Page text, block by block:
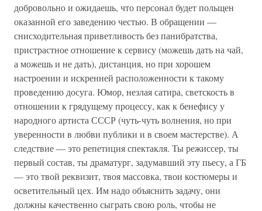
добровольно и ожидаешь, что персонал будет польщен
оказанной его заведению честью. В обращении —
снисходительная приветливость без панибратства,
пристрастное отношение к сервису (можешь дать на чай,
а можешь и не дать), дистанция, но при хорошем
настроении и искренней расположенности к такому
проведению досуга. Юмор, незлая сатира, светскость в
отношении к грядущему процессу, как к бенефису у
народного артиста СССР (чуть-чуть волнения, но при
уверенности в любви публики и в своем мастерстве). А
следствие — это репетиция спектакля. Ты режиссер, ты
первый состав, ты драматург, задумавший эту пьесу, а ГБ
— это твой реквизит, твоя массовка, твои костюмеры и
осветительный цех. Им надо объяснить задачу, они
должны качественно сыграть свою роль, чтобы не